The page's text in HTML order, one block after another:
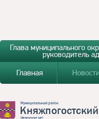
Глава муниципального
руководитель
Главная